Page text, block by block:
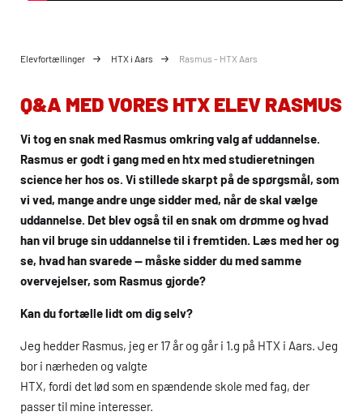
Elevfortællinger HTX i Aars Rasmus - HTX Aars
Q&A MED VORES HTX ELEV RASMUS
Vi tog en snak med Rasmus omkring valg af uddannelse.
Rasmus er godt i gang med enhtxmed studieretningen
science her hos os. Vi stillede skarpt på de spørgsmål, som
vi ved, mange andre unge sidder med, når de skal vælge
uddannelse. Det blev også til en snak om drømme og hvad
han vil bruge sin uddannelse til i fremtiden. Læs med her og
se, hvad han svarede — måske sidder du med samme
overvejelser, som Rasmus gjorde?
Kan du fortælle lidt om dig selv?
Jeg hedder Rasmus, jeg er 17 år og går i 1.g på HTX i Aars. Jeg
bor i nærheden og valgte
HTX, fordi det lød som en spændende skole med fag, der
passer til mine interesser.